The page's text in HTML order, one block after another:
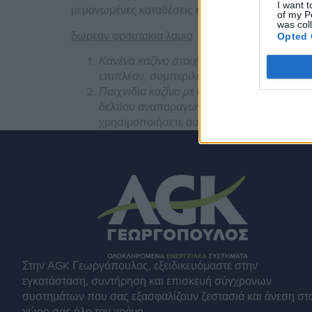
I want
of my
was
Opted
μεμονωμένες καταθέσεις σας.
δωρεαν φρουτακια λαμια
Κανένα καζίνο στοιχηματισμού δεν
επιπλέον, συμπεριλαμβανομένων
Παιχνίδια καζίνο με φρούτα: Τα καλύτερα
δελτίου αναπαραγωγής ή της γρήγορης
χρησιμοποιήσετε αυτές τις πληροφορίες
Στην ΑGK Γεωργόπουλος, εξειδικευόμαστε στην
εγκατάσταση, συντήρηση και επισκευή σύγχρονων
συστημάτων που σας εξασφαλίζουν ζεστασιά και άνεση